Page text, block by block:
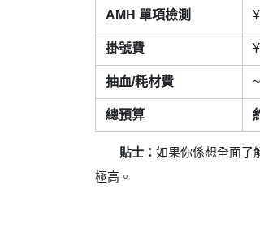
AMH 單項檢測
掛號費
抽血/耗材費
總預算
貼士： 如果你係想全面了
極高。